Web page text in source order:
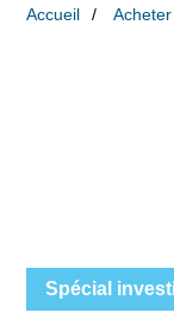
Accueil Acheter
Spécial